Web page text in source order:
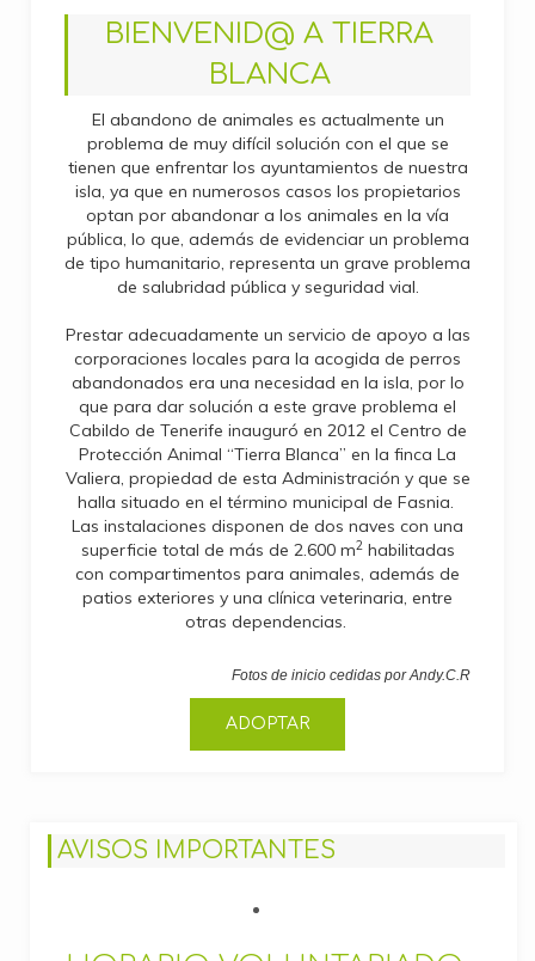
BIENVENID@ A TIERRA
BLANCA
El abandono de animales es actualmente un
problema de muy difícil solución con el que se
tienen que enfrentar los ayuntamientos de nuestra
isla, ya que en numerosos casos los propietarios
optan por abandonar a los animales en la vía
pública, lo que, además de evidenciar un problema
de tipo humanitario, representa un grave problema
de salubridad pública y seguridad vial.
Prestar adecuadamente un servicio de apoyo a las
corporaciones locales para la acogida de perros
abandonados era una necesidad en la isla, por lo
que para dar solución a este grave problema el
Cabildo de Tenerife inauguró en 2012 el Centro de
Protección Animal “Tierra Blanca” en la finca La
Valiera, propiedad de esta Administración y que se
halla situado en el término municipal de Fasnia.
Las instalaciones disponen de dos naves con una
superficie total de más de 2.600 m2habilitadas
con compartimentos para animales, además de
patios exteriores y una clínica veterinaria, entre
otras dependencias.
Fotos de inicio cedidas por Andy.C.R
ADOPTAR
AVISOS IMPORTANTES